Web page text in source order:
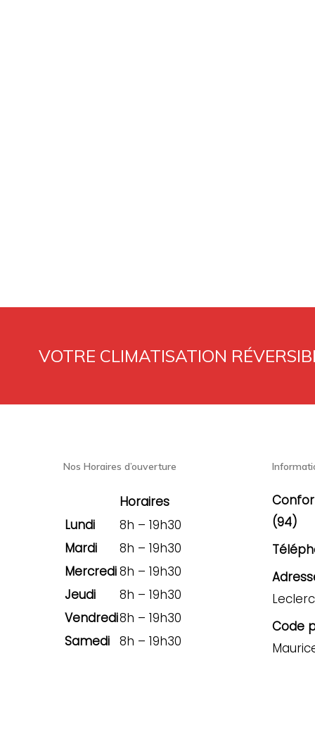
VOTRE CLIMATISATION
Nos Horaires d’ouverture
Horaires
Lundi
8h – 19h30
Mardi
8h – 19h30
Mercredi8h – 19h30
Jeudi
8h – 19h30
Vendredi8h – 19h30
Samedi 8h – 19h30
(94)
Leclerc
Code